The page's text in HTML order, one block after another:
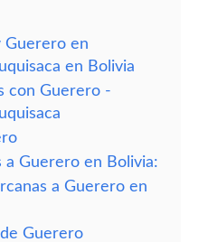
Guerero en
en Bolivia
con Guerero -
a Guerero en Bolivia:
a Guerero en
Guerero